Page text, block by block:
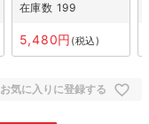
在庫数 199
5,480 税込
お気に入りに登録する